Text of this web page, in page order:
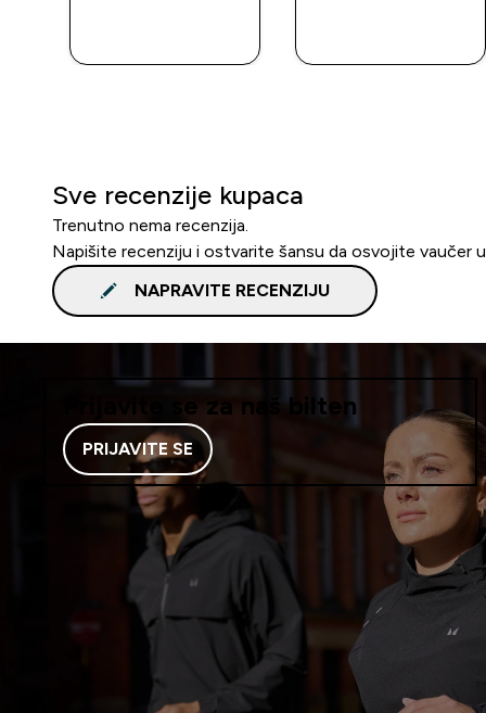
Sve recenzije kupaca
Trenutno nema recenzija.
Napišite recenziju i ostvarite šansu da osvojite vaučer
NAPRAVITE RECENZIJU
Prijavite se za naš bilten
PRIJAVITE SE